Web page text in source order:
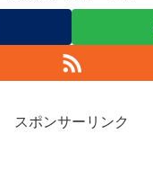
スポンサーリンク